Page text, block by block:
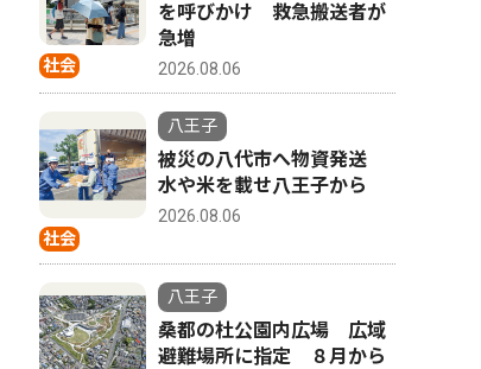
社会
を呼びかけ 救急搬送者が
急増
2026.08.06
社会
八王子
被災の八代市へ物資発送
水や米を載せ八王子から
2026.08.06
八王子
桑都の杜公園内広場 広域
避難場所に指定 ８月から